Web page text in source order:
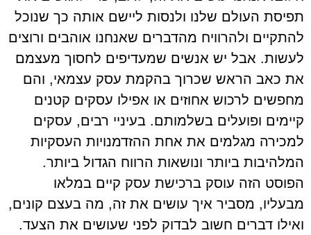
תפיסת העולם שלנו ולנסות ליישם אותה כך שנוכל
להתקיים ולהרוויח מהדברים שאנחנו אוהבים ורוצים
לעשות. אבל יש אנשים שמעדיפים לחסוך מעצמם
את כאב הראש שכרוך בהקמת עסק עצמאי, והם
מחפשים לרכוש אחוזים או אפילו עסקים קטנים
קיימים ופועלים בשלמותם. בעיניי רבים, עסקים
למכירה מגלמים את אחת ההזדמנויות העסקיות
המלהיבות ביותר ונושאות הרווח הגדול ביותר.
הפוסט הזה עוסק ברכישת עסק קיים במלאו
מבעליו, מסביר איך עושים את זה, מה בעצם קונים,
ואילו דברים חשוב לבדוק לפני שעושים את הצעד.